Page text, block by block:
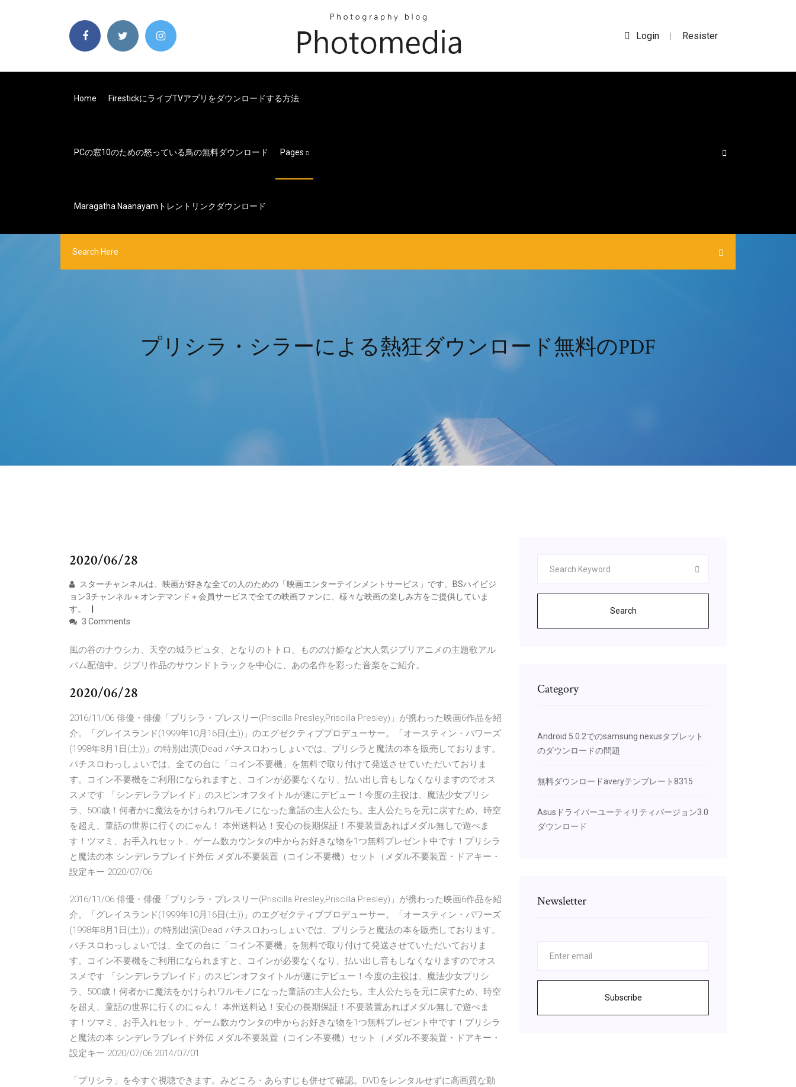
Login | Resister
Home FirestickにライブTVアプリをダウンロードする方法
PCの窓10のための怒っている鳥の無料ダウンロード Pages
Maragatha Naanayamトレントリンクダウンロード
プリシラ・シラーによる熱狂ダウンロード無料のPDF
2020/06/28
スターチャンネルは、映画が好きな全ての人のための「映画エンターテインメントサービス」です。BSハイビジ
ョン3チャンネル＋オンデマンド＋会員サービスで全ての映画ファンに、様々な映画の楽しみ方をご提供していま
す。
3 Comments
風の谷のナウシカ、天空の城ラピュタ、となりのトトロ、もののけ姫など大人気ジブリアニメの主題歌アル
バム配信中。ジブリ作品のサウンドトラックを中心に、あの名作を彩った音楽をご紹介。
2020/06/28
2016/11/06 俳優・俳優「プリシラ・プレスリー(Priscilla Presley,Priscilla Presley)」が携わった映画6作品を紹
介。「グレイスランド(1999年10月16日(土))」のエグゼクティブプロデューサー。「オースティン・パワーズ
(1998年8月1日(土))」の特別出演(Dead パチスロわっしょいでは、プリシラと魔法の本を販売しております。
パチスロわっしょいでは、全ての台に「コイン不要機」を無料で取り付けて発送させていただいておりま
す。コイン不要機をご利用になられますと、コインが必要なくなり、払い出し音もしなくなりますのでオス
スメです 「シンデレラブレイド」のスピンオフタイトルが遂にデビュー！今度の主役は、魔法少女プリシ
ラ、500歳！何者かに魔法をかけられワルモノになった童話の主人公たち。主人公たちを元に戻すため、時空
を超え、童話の世界に行くのにゃん！ 本州送料込！安心の長期保証！不要装置あればメダル無しで遊べま
す！ツマミ、お手入れセット、ゲーム数カウンタの中からお好きな物を1つ無料プレゼント中です！プリシラ
と魔法の本 シンデレラブレイド外伝 メダル不要装置（コイン不要機）セット（メダル不要装置・ドアキー・
設定キー 2020/07/06
2016/11/06 俳優・俳優「プリシラ・プレスリー(Priscilla Presley,Priscilla Presley)」が携わった映画6作品を紹
介。「グレイスランド(1999年10月16日(土))」のエグゼクティブプロデューサー。「オースティン・パワーズ
(1998年8月1日(土))」の特別出演(Dead パチスロわっしょいでは、プリシラと魔法の本を販売しております。
パチスロわっしょいでは、全ての台に「コイン不要機」を無料で取り付けて発送させていただいておりま
す。コイン不要機をご利用になられますと、コインが必要なくなり、払い出し音もしなくなりますのでオス
スメです 「シンデレラブレイド」のスピンオフタイトルが遂にデビュー！今度の主役は、魔法少女プリシ
ラ、500歳！何者かに魔法をかけられワルモノになった童話の主人公たち。主人公たちを元に戻すため、時空
を超え、童話の世界に行くのにゃん！ 本州送料込！安心の長期保証！不要装置あればメダル無しで遊べま
す！ツマミ、お手入れセット、ゲーム数カウンタの中からお好きな物を1つ無料プレゼント中です！プリシラ
と魔法の本 シンデレラブレイド外伝 メダル不要装置（コイン不要機）セット（メダル不要装置・ドアキー・
設定キー 2020/07/06 2014/07/01
「プリシラ」を今すぐ視聴できます。みどころ・あらすじも併せて確認。DVDをレンタルせずに高画質な動
Search
Category
Android 5.0.2でのsamsung nexusタブレット
のダウンロードの問題
無料ダウンロードaveryテンプレート8315
Asusドライバーユーティリティバージョン3.0
ダウンロード
Newsletter
Subscribe